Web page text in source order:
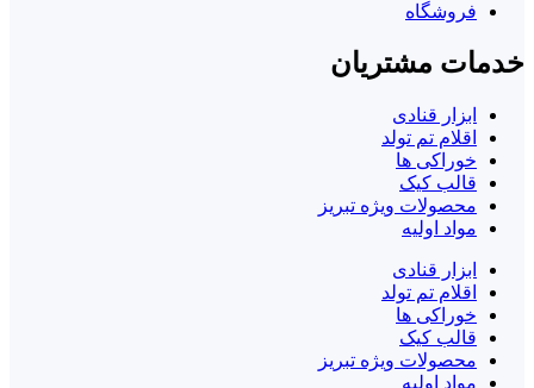
فروشگاه
خدمات مشتریان
ابزار قنادی
اقلام تم تولد
خوراکی ها
قالب کیک
محصولات ویژه تبریز
مواد اولیه
ابزار قنادی
اقلام تم تولد
خوراکی ها
قالب کیک
محصولات ویژه تبریز
مواد اولیه